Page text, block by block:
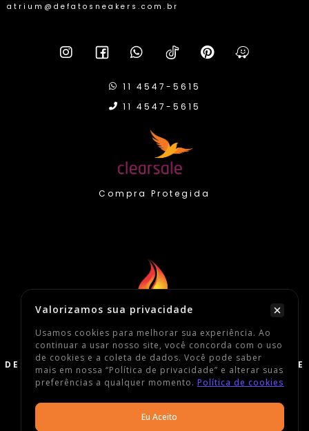
Valorizamos sua privacidade
Usamos cookies para melhorar sua experiência. Ao
continuar a usar nosso site, você concorda com o uso
de cookies e a coleta de dados. Você pode saber
mais em nossa “Política de privacidade” e alterar suas
preferências a qualquer momento. Política de cookies
Eu Aceito
atrium@defatosneakers.com.br
11 4547-5615
11 4547-5615
Compra Protegida
2026 Defato Sneakers
Todos os Direitos Reservados
DEFATO COMERCIO DE CALCADOS, VESTUARIOS E
ACESSORIOS ESPORTIVOS LTDA